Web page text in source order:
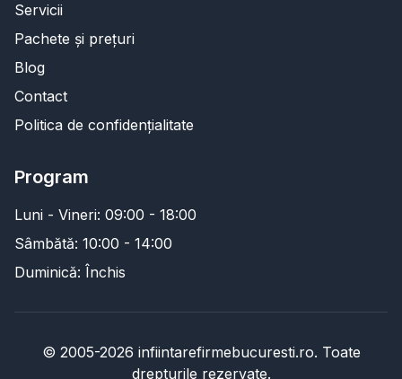
Servicii
Pachete și prețuri
Blog
Contact
Politica de confidențialitate
Program
Luni - Vineri: 09:00 - 18:00
Sâmbătă: 10:00 - 14:00
Duminică: Închis
© 2005-2026 infiintarefirmebucuresti.ro. Toate
drepturile rezervate.